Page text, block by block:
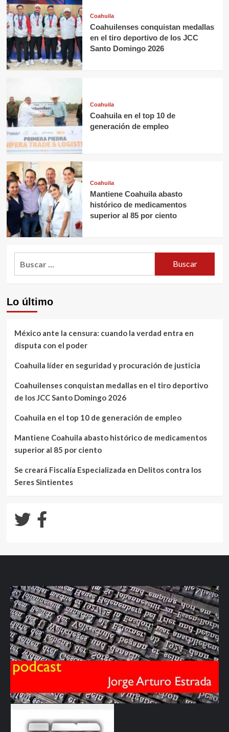
Coahuila
Coahuilenses conquistan medallas
en el tiro deportivo de los JCC
Santo Domingo 2026
Coahuila
Coahuila en el top 10 de
generación de empleo
Coahuila
Mantiene Coahuila abasto
histórico de medicamentos
superior al 85 por ciento
Lo último
México ante la censura: cuando la verdad entra en
disputa con el poder
Coahuila líder en seguridad y procuración de justicia
Coahuilenses conquistan medallas en el tiro deportivo
de los JCC Santo Domingo 2026
Coahuila en el top 10 de generación de empleo
Mantiene Coahuila abasto histórico de medicamentos
superior al 85 por ciento
Se creará Fiscalía Especializada en Delitos contra los
Seres Sintientes